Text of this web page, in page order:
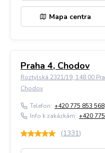
Mapa centra
Praha 4, Chodov
Roztylská 2321/19, 148 00
Chodov
Telefon: +420 775 853 568
Info k zakázkám: +420
(1331)